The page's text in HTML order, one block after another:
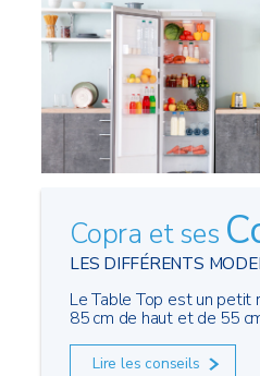
Copra et ses
LES DIFFÉRENTS
Le Table Top est un petit
85 cm de haut et de 55
Lire les conseils